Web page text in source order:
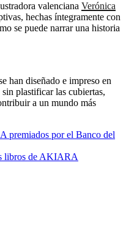
valenciana Verónica
hechas íntegramente con
se puede narrar una historia
han diseñado e impreso en
plastificar las cubiertas,
a un mundo más
premiados por el Banco del
libros de AKIARA